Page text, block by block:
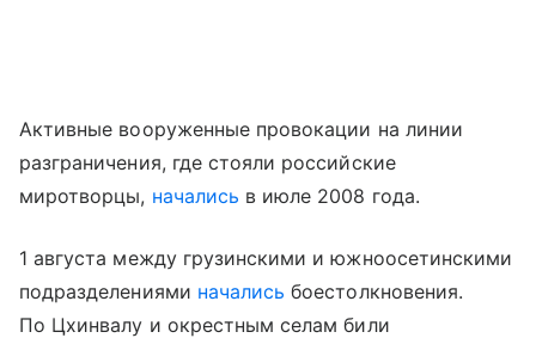
Активные вооруженные провокации на линии
разграничения, где стояли российские
миротворцы, начались в июле 2008 года.
1 августа между грузинскими и южноосетинскими
подразделениями начались боестолкновения.
По Цхинвалу и окрестным селам били